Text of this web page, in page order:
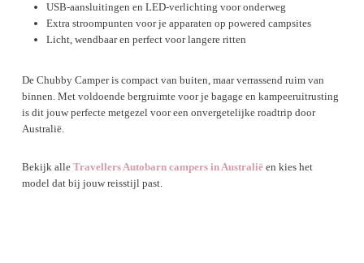
USB-aansluitingen en LED-verlichting voor onderweg
Extra stroompunten voor je apparaten op powered campsites
Licht, wendbaar en perfect voor langere ritten
De Chubby Camper is compact van buiten, maar verrassend ruim van
binnen. Met voldoende bergruimte voor je bagage en kampeeruitrusting
is dit jouw perfecte metgezel voor een onvergetelijke roadtrip door
Australië.
Bekijk alle Travellers Autobarn campers in Australiëen kies het
model dat bij jouw reisstijl past.